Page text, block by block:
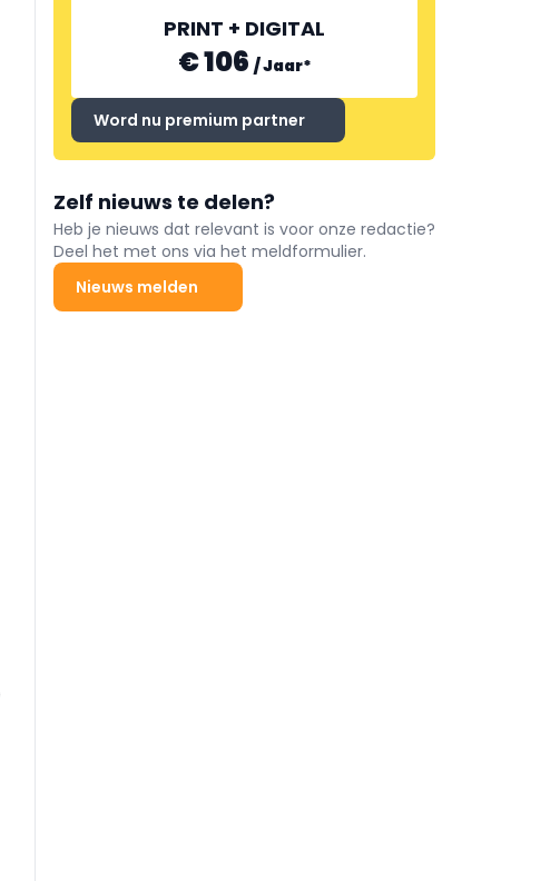
PRINT + DIGITAL
€ 106 /Jaar*
Word nu premium partner
Zelf nieuws te delen?
Heb je nieuws dat relevant is voor onze redactie?
Deel het met ons via het meldformulier.
Nieuws melden